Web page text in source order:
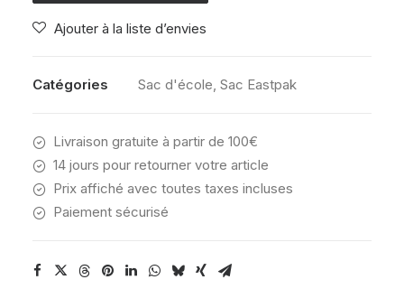
DAHLIAAjouter à la liste d’envies
Catégories Sac d'école, Sac Eastpak
Livraison gratuite à partir de 100€
14 jours pour retourner votre article
Prix affiché avec toutes taxes incluses
Paiement sécurisé